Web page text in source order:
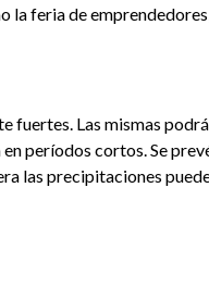
la feria de
fuertes. Las mismas
períodos cortos. Se
las precipitaciones